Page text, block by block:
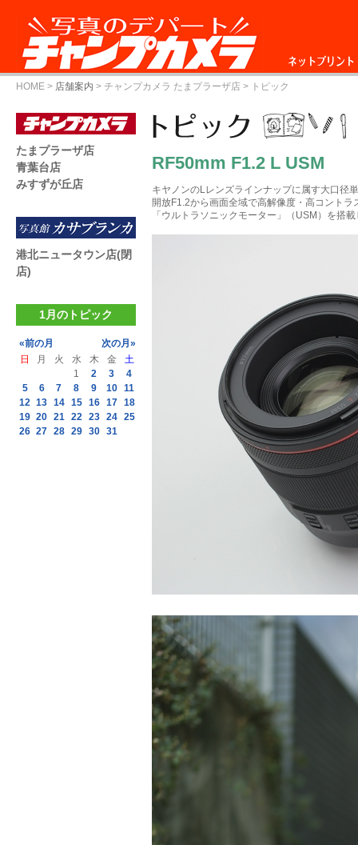
ネットプリント
HOME > 店舗案内 > チャンプカメラ たまプラーザ店 > トピック
RF50mm F1.2 L USM
キヤノンのLレンズラインナップに属す大口径
開放F1.2から画面全域で高解像度・高コントラ
「ウルトラソニックモーター」（USM）を搭
たまプラーザ店
青葉台店
みすずが丘店
港北ニュータウン店(閉
店)
1月のトピック
«前の月
次の月»
日
月 火 水 木 金
土
1
2 3
4
5
6 7 8 9 10
11
12 13 14 15 16 17 18
19 20 21 22 23 24 25
26 27 28 29 30 31